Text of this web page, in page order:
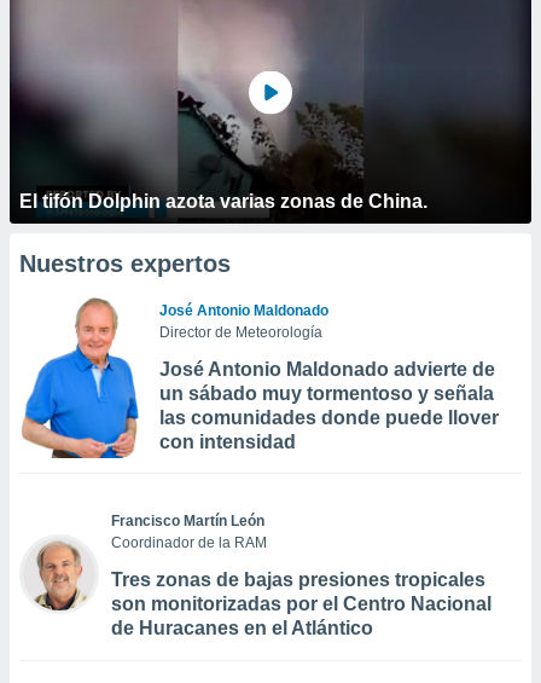
El tifón Dolphin azota varias zonas de China.
Nuestros expertos
José Antonio Maldonado
Director de Meteorología
José Antonio Maldonado advierte de
un sábado muy tormentoso y señala
las comunidades donde puede llover
con intensidad
Francisco Martín León
Coordinador de la RAM
Tres zonas de bajas presiones tropicales
son monitorizadas por el Centro Nacional
de Huracanes en el Atlántico